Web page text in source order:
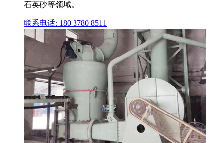
石英砂等领域。
联系电话: 180 3780 8511